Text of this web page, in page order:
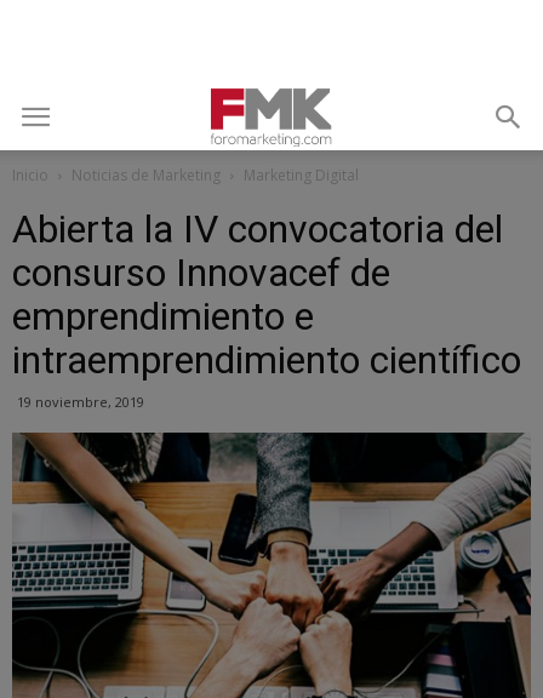
Inicio Noticias de Marketing Marketing Digital
Abierta la IV convocatoria del
consurso Innovacef de
emprendimiento e
intraemprendimiento científico
19 noviembre, 2019